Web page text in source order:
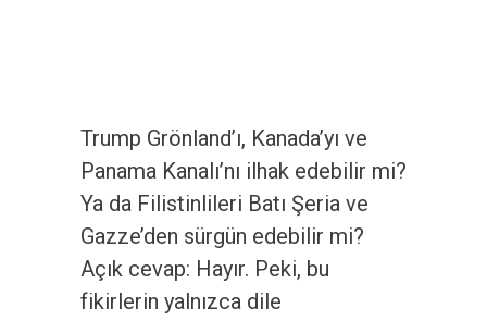
Trump Grönland’ı, Kanada’yı ve
Panama Kanalı’nı ilhak edebilir mi?
Ya da Filistinlileri Batı Şeria ve
Gazze’den sürgün edebilir mi?
Açık cevap: Hayır. Peki, bu
fikirlerin yalnızca dile